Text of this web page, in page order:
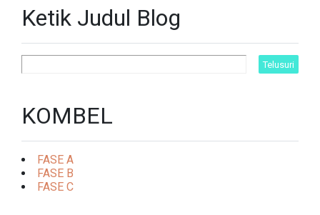
Ketik Judul Blog
KOMBEL
FASE A
FASE B
FASE C